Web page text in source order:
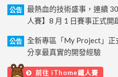
公告
最熱血的技術盛事，連續
人賽】8 月 1 日賽事正式開
公告
全新專區「My Project」正
分享最真實的開發經驗
前往 iThome鐵人賽